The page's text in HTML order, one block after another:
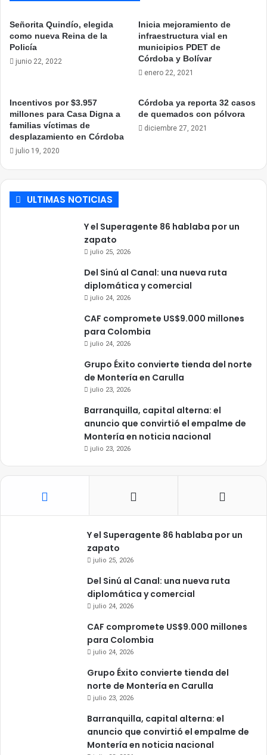
Señorita Quindío, elegida
como nueva Reina de la
Policía
junio 22, 2022
Inicia mejoramiento de
infraestructura vial en
municipios PDET de
Córdoba y Bolívar
enero 22, 2021
Incentivos por $3.957
millones para Casa Digna a
familias víctimas de
desplazamiento en Córdoba
julio 19, 2020
Córdoba ya reporta 32 casos
de quemados con pólvora
diciembre 27, 2021
ULTIMAS NOTICIAS
Y el Superagente 86 hablaba por un
zapato
julio 25, 2026
Del Sinú al Canal: una nueva ruta
diplomática y comercial
julio 24, 2026
CAF compromete US$9.000 millones
para Colombia
julio 24, 2026
Grupo Éxito convierte tienda del norte
de Montería en Carulla
julio 23, 2026
Barranquilla, capital alterna: el
anuncio que convirtió el empalme de
Montería en noticia nacional
julio 23, 2026
Y el Superagente 86 hablaba por un
zapato
julio 25, 2026
Del Sinú al Canal: una nueva ruta
diplomática y comercial
julio 24, 2026
CAF compromete US$9.000 millones
para Colombia
julio 24, 2026
Grupo Éxito convierte tienda del
norte de Montería en Carulla
julio 23, 2026
Barranquilla, capital alterna: el
anuncio que convirtió el empalme de
Montería en noticia nacional